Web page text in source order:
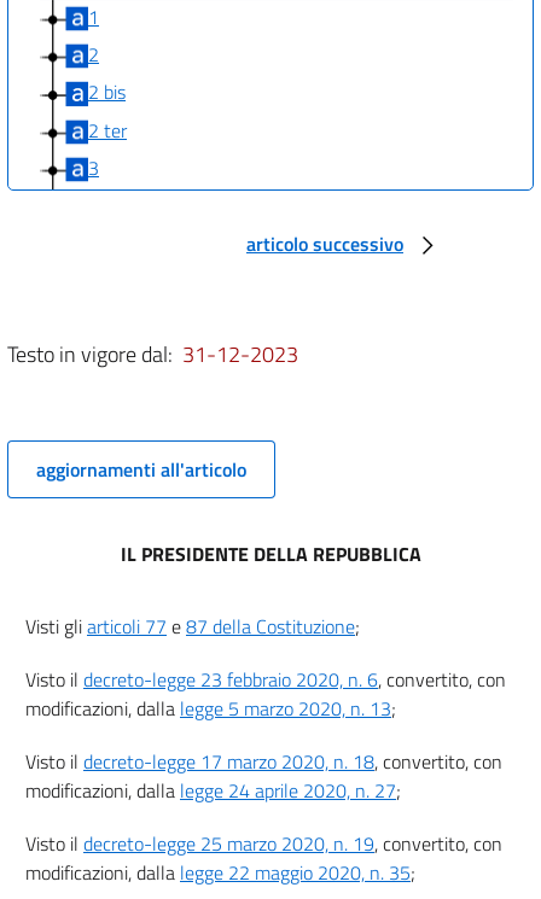
1
2
2 bis
2 ter
3
7
9
Capo II
ricostruzione pubblica nelle aree colpite da eventi sismici
10 bis
11 bis
SEMPLIFICAZIONI PROCEDIMENTALI E RESPONSABILITÀ
Capo I
Semplificazioni procedimentali
12 bis
articolo successivo
Testo in vigore dal: 31-12-2023
aggiornamenti all'articolo
IL PRESIDENTE DELLA REPUBBLICA
Visti gliarticoli 77 e87 della Costituzione;
Visto il decreto-legge 23 febbraio 2020, n. 6, convertito, con
modificazioni, dalla legge 5 marzo 2020, n. 13;
Visto il decreto-legge 17 marzo 2020, n. 18, convertito, con
modificazioni, dalla legge 24 aprile 2020, n. 27;
Visto il decreto-legge 25 marzo 2020, n. 19, convertito, con
modificazioni, dalla legge 22 maggio 2020, n. 35;